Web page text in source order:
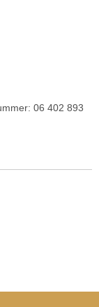
06 402 893